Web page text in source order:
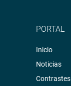
PORTAL
Inicio
Noticias
Contrastes